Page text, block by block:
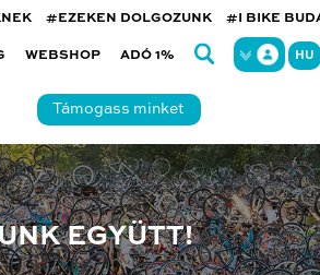
#EZEKEN DOLGOZUNK #I BIKE
WEBSHOP ADÓ 1% HU
Támogass minket
EGYÜTT!